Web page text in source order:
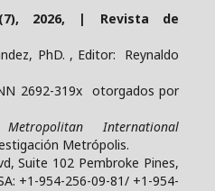
2026, | Revista de
PhD. , Editor: Reynaldo
2692-319x otorgados por
Metropolitan International
Metrópolis.
Suite 102 Pembroke Pines,
+1-954-256-09-81/ +1-954-